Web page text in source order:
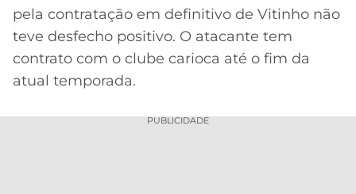
DE
INDICAÇÃO
BET365
CÓDIGO
SÃO
PAULO
LIBERTADORES
COPA
BRASIL
DA
BOLA
PALPITES
pela contratação em definitivo de Vitinho não
teve desfecho positivo. O atacante tem
contrato com o clube carioca até o fim da
atual temporada.
PUBLICIDADE